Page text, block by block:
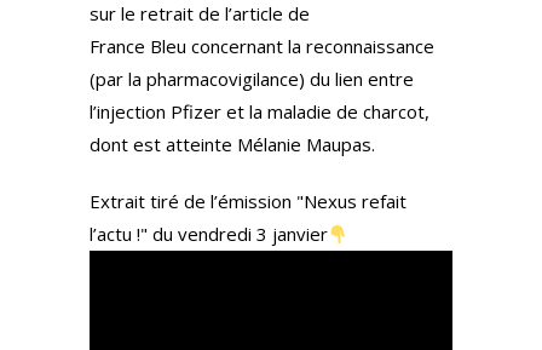
a
m
sur le retrait de l’article de
France Bleu concernant la reconnaissance
(par la pharmacovigilance) du lien entre
l’injection Pfizer et la maladie de charcot,
dont est atteinte Mélanie Maupas.
Extrait tiré de l’émission "Nexus refait
l’actu !" du vendredi 3 janvier